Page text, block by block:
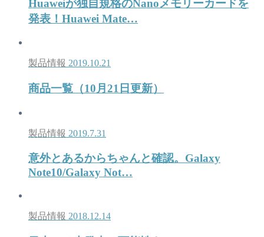
Huaweiが独自規格のNanoメモリーカードを
発表！Huawei Mate…
製品情報 2019.10.21
商品一覧（10月21日更新）
製品情報 2019.7.31
意外とあるからちゃんと確認。Galaxy
Note10/Galaxy Not…
製品情報 2018.12.14